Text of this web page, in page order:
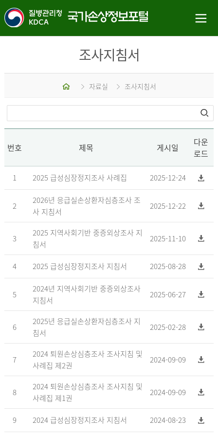
조사지침서
홈 자료실 조사지침서
번호 제목 게시일
다운
로드
1 2025 급성심장정지조사 사례집 2025-12-24
2
2026년 응급실손상환자심층조사 조
사 지침서
2025-12-22
3
2025 지역사회기반 중증외상조사 지
침서
2025-11-10
4 2025 급성심장정지조사 지침서 2025-08-28
5
2024년 지역사회기반 중증외상조사
지침서
2025-06-27
6
2025년 응급실손상환자심층조사 지
침서
2025-02-28
7
2024 퇴원손상심층조사 조사지침 및
사례집 제2권
2024-09-09
8
2024 퇴원손상심층조사 조사지침 및
사례집 제1권
2024-09-09
9 2024 급성심장정지조사 지침서 2024-08-23